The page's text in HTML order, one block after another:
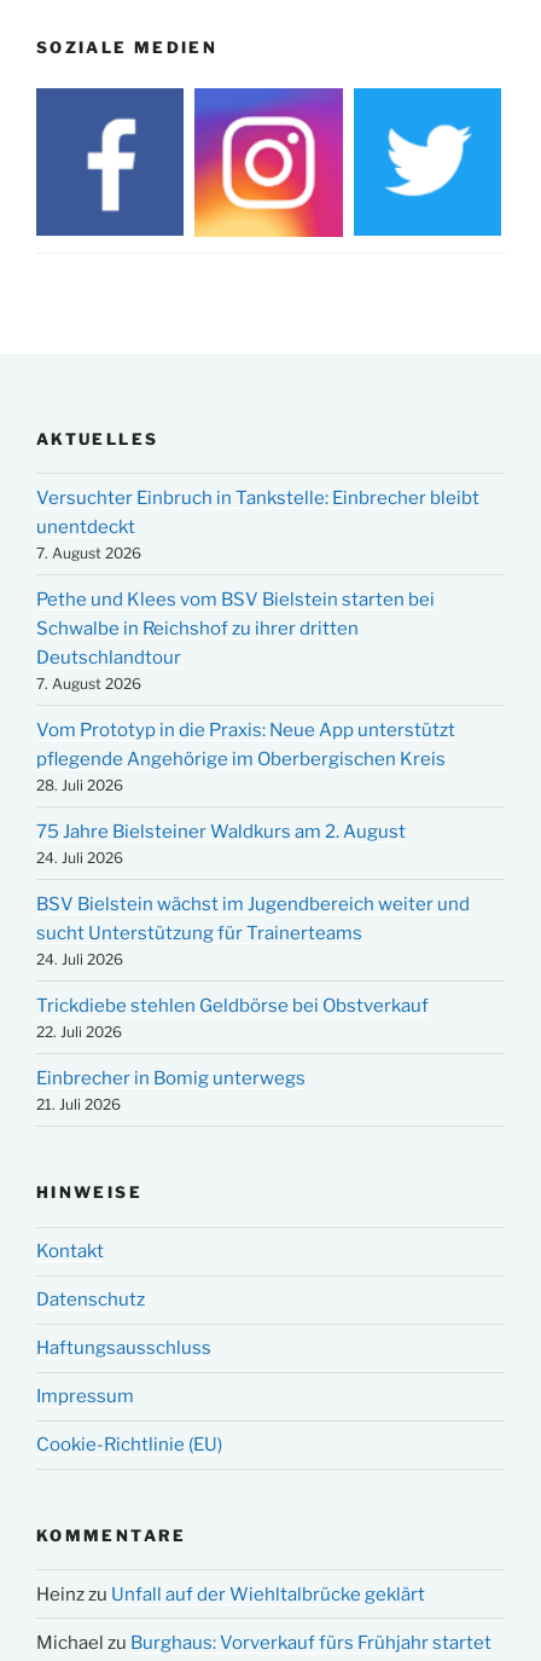
SOZIALE MEDIEN
AKTUELLES
Versuchter Einbruch in Tankstelle: Einbrecher bleibt
unentdeckt
7. August 2026
Pethe und Klees vom BSV Bielstein starten bei
Schwalbe in Reichshof zu ihrer dritten
Deutschlandtour
7. August 2026
Vom Prototyp in die Praxis: Neue App unterstützt
pflegende Angehörige im Oberbergischen Kreis
28. Juli 2026
75 Jahre Bielsteiner Waldkurs am 2. August
24. Juli 2026
BSV Bielstein wächst im Jugendbereich weiter und
sucht Unterstützung für Trainerteams
24. Juli 2026
Trickdiebe stehlen Geldbörse bei Obstverkauf
22. Juli 2026
Einbrecher in Bomig unterwegs
21. Juli 2026
HINWEISE
Kontakt
Datenschutz
Haftungsausschluss
Impressum
Cookie-Richtlinie (EU)
KOMMENTARE
Heinzzu Unfall auf der Wiehltalbrücke geklärt
Michael zu Burghaus: Vorverkauf fürs Frühjahr startet